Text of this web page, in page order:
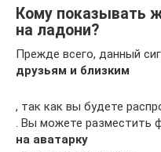
Кому показывать
на ладони?
Прежде всего, данный
друзьям и близким
, так как вы будете
. Вы можете разместить
на аватарку